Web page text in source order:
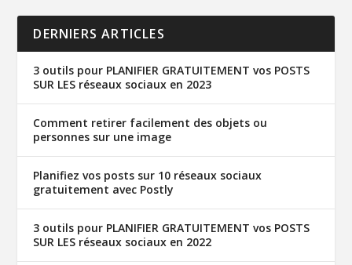
DERNIERS ARTICLES
3 outils pour PLANIFIER GRATUITEMENT vos POSTS
SUR LES réseaux sociaux en 2023
Comment retirer facilement des objets ou
personnes sur une image
Planifiez vos posts sur 10 réseaux sociaux
gratuitement avec Postly
3 outils pour PLANIFIER GRATUITEMENT vos POSTS
SUR LES réseaux sociaux en 2022